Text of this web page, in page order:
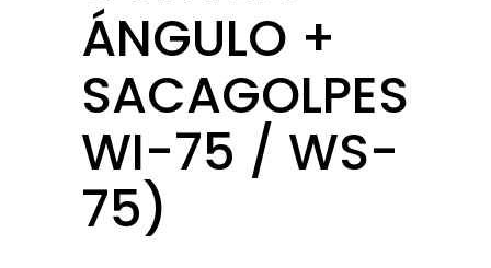
ÁNGULO +
SACAGOLPES
WI-75 / WS-
75)